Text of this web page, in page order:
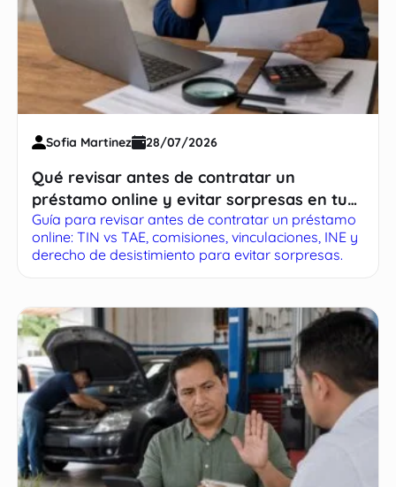
Sofia Martinez 28/07/2026
Qué revisar antes de contratar un
préstamo online y evitar sorpresas en tu
cuota
Guía para revisar antes de contratar un préstamo
online: TIN vs TAE, comisiones, vinculaciones, INE y
derecho de desistimiento para evitar sorpresas.